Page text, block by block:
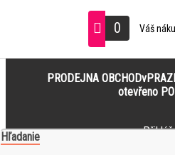
PRODEJNA
otevřeno
Hľadanie
0 Váš